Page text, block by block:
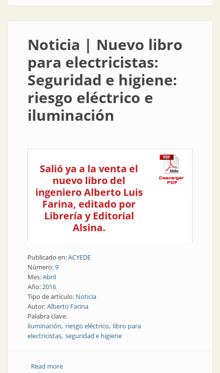
Noticia | Nuevo libro
para electricistas:
Seguridad e higiene:
riesgo eléctrico e
iluminación
Salió ya a la venta el
nuevo libro del
ingeniero Alberto Luis
Farina, editado por
Librería y Editorial
Alsina.
Publicado en:ACYEDE
Número:9
Mes:Abril
Año:2016
Tipo de artículo: Noticia
Autor:Alberto Farina
Palabra clave:
iluminación riesgo eléctrico libro para
electricistas seguridad e higiene
Read moreabout Noticia | Nuevo libro para electricistas: